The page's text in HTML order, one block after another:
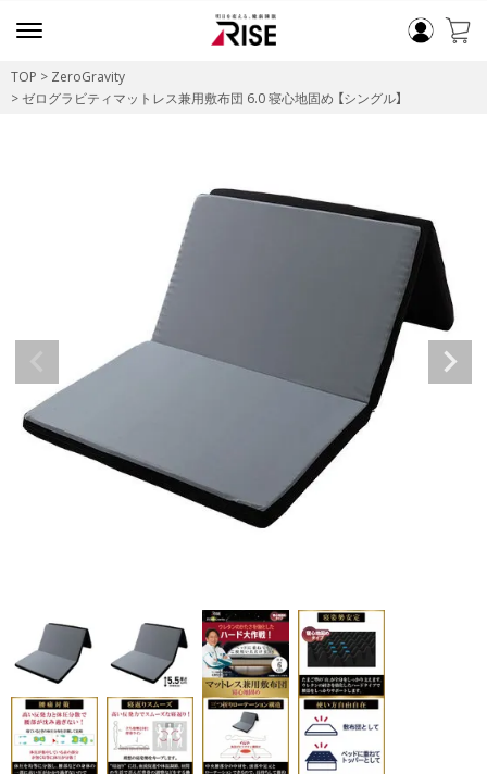
TOP
ZeroGravity
ゼログラビティマットレス兼用敷布団 6.0 寝心地固め 【シングル】